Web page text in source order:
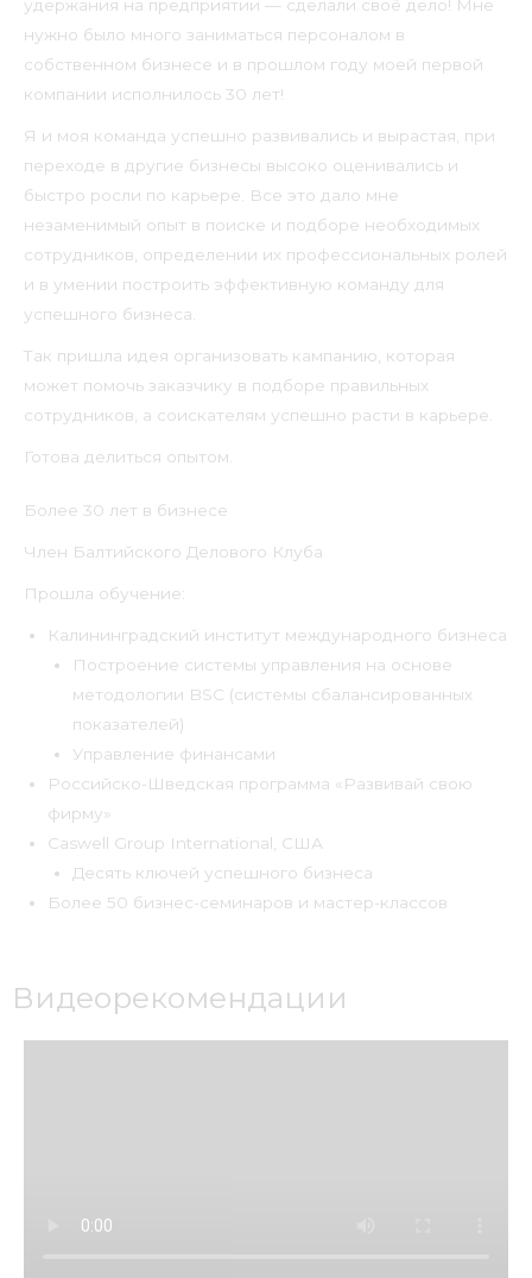
удержания на предприятии — сделали своё дело! Мне
нужно было много заниматься персоналом в
собственном бизнесе и в прошлом году моей первой
компании исполнилось 30 лет!
Я и моя команда успешно развивались и вырастая, при
переходе в другие бизнесы высоко оценивались и
быстро росли по карьере. Все это дало мне
незаменимый опыт в поиске и подборе необходимых
сотрудников, определении их профессиональных ролей
и в умении построить эффективную команду для
успешного бизнеса.
Так пришла идея организовать кампанию, которая
может помочь заказчику в подборе правильных
сотрудников, а соискателям успешно расти в карьере.
Готова делиться опытом.
Более 30 лет в бизнесе
Член Балтийского Делового Клуба
Прошла обучение:
Калининградский институт международного бизнеса
Построение системы управления на основе
методологии BSC (системы сбалансированных
показателей)
Управление финансами
Российско-Шведская программа «Развивай свою
фирму»
Caswell Group International, США
Десять ключей успешного бизнеса
Более 50 бизнес-семинаров и мастер-классов
Видеорекомендации